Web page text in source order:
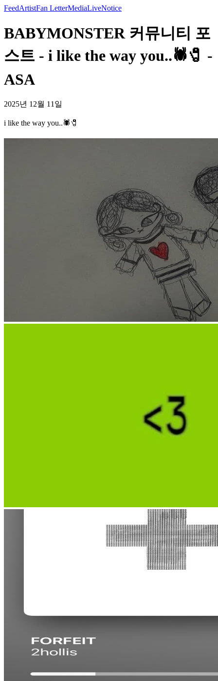
FeedArtistFan LetterMediaLiveNotice
BABYMONSTER 커뮤니티 포
스트 - i like the way you..🕷️🧷 -
ASA
2025년 12월 11일
i like the way you..🕷️🧷